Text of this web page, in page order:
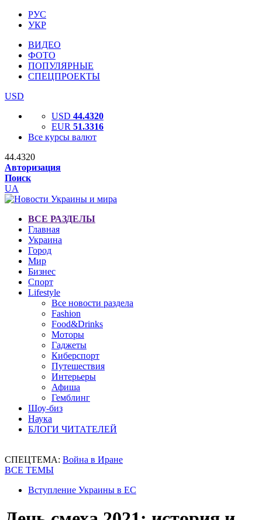
РУС
УКР
ВИДЕО
ФОТО
ПОПУЛЯРНЫЕ
СПЕЦПРОЕКТЫ
USD
USD 44.4320
EUR 51.3316
Все курсы валют
44.4320
Авторизация
Поиск
UA
ВСЕ РАЗДЕЛЫ
Главная
Украина
Город
Мир
Бизнес
Спорт
Lifestyle
Все новости раздела
Fashion
Food&Drinks
Моторы
Гаджеты
Киберспорт
Путешествия
Интерьеры
Афиша
Гемблинг
Шоу-биз
Наука
БЛОГИ ЧИТАТЕЛЕЙ
СПЕЦТЕМА: Война в Иране
ВСЕ ТЕМЫ
Вступление Украины в ЕС